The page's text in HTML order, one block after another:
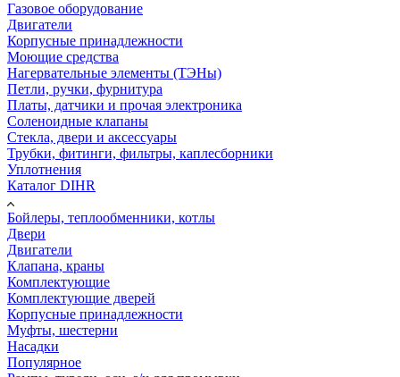
Газовое оборудование
Двигатели
Корпусные принадлежности
Моющие средства
Нагервательные элементы (ТЭНы)
Петли, ручки, фурнитура
Платы, датчики и прочая электроника
Соленоидные клапаны
Стекла, двери и аксессуары
Трубки, фитинги, фильтры, каплесборники
Уплотнения
Каталог DIHR
Бойлеры, теплообменники, котлы
Двери
Двигатели
Клапана, краны
Комплектующие
Комплектующие дверей
Корпусные принадлежности
Муфты, шестерни
Насадки
Популярное